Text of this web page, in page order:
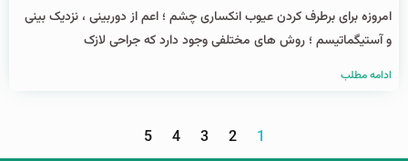
امروزه برای برطرف کردن عیوب انکساری چشم ؛ اعم از دوربینی ، نزدیک بینی
و آستیگماتیسم ؛ روش های مختلفی وجود دارد که جراحی لازک
ادامه مطلب
1
2
3
4
5